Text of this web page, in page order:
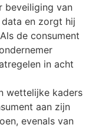
beveiliging van
en zorgt hij
de consument
in acht
wettelijke kaders
aan zijn
evenals van